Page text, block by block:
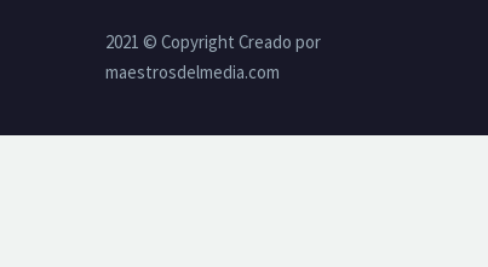
2021 © Copyright Creado por
maestrosdelmedia.com